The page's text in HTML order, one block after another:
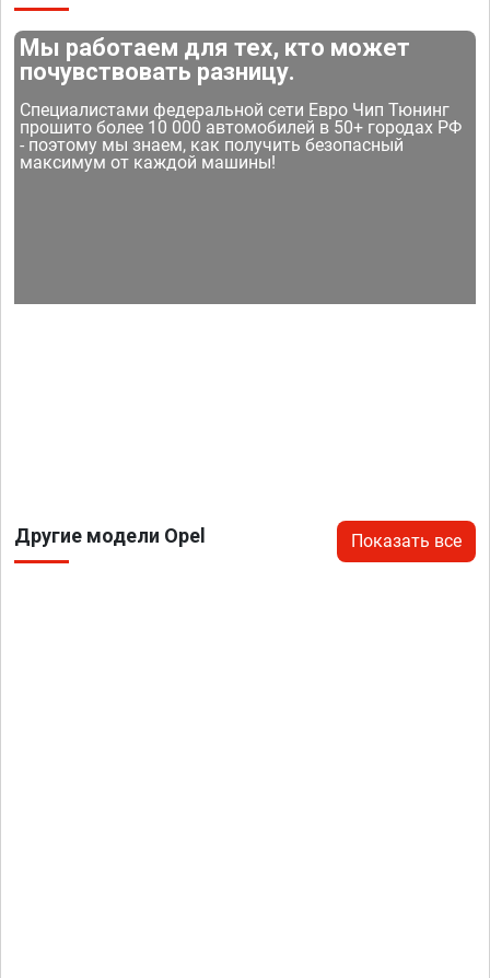
Мы работаем для тех, кто может
почувствовать разницу.
Специалистами федеральной сети Евро Чип Тюнинг
прошито более 10 000 автомобилей в 50+ городах РФ
- поэтому мы знаем, как получить безопасный
максимум от каждой машины!
Другие модели Opel Показать все